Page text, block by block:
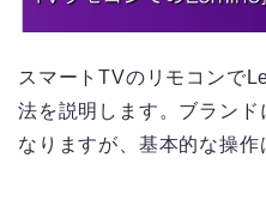
スマートTVのリモコンで
法を説明します。ブラン
なりますが、基本的な操作